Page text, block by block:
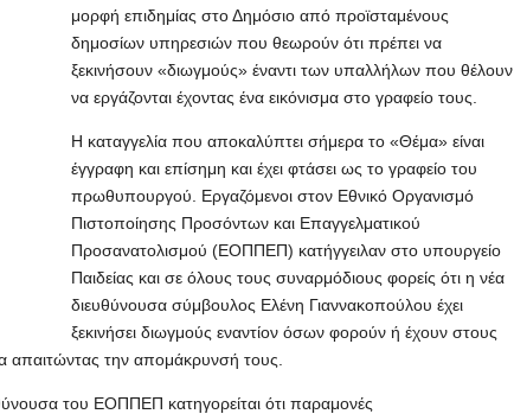
μορφή επιδημίας στο Δημόσιο από προϊσταμένους
δημοσίων υπηρεσιών που θεωρούν ότι πρέπει να
ξεκινήσουν «διωγμούς» έναντι των υπαλλήλων που θέλουν
να εργάζονται έχοντας ένα εικόνισμα στο γραφείο τους.
Η καταγγελία που αποκαλύπτει σήμερα το «Θέμα» είναι
έγγραφη και επίσημη και έχει φτάσει ως το γραφείο του
πρωθυπουργού. Εργαζόμενοι στον Εθνικό Οργανισμό
Πιστοποίησης Προσόντων και Επαγγελματικού
Προσανατολισμού (ΕΟΠΠΕΠ) κατήγγειλαν στο υπουργείο
Παιδείας και σε όλους τους συναρμόδιους φορείς ότι η νέα
διευθύνουσα σύμβουλος Ελένη Γιαννακοπούλου έχει
ξεκινήσει διωγμούς εναντίον όσων φορούν ή έχουν στους
απαιτώντας την απομάκρυνσή τους.
του ΕΟΠΠΕΠ κατηγορείται ότι παραμονές